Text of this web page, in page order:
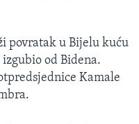
povratak u Bijelu kuću
od Bidena.
Kamale